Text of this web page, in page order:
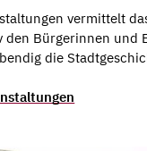
vermittelt
den Bürgerinnen und
die